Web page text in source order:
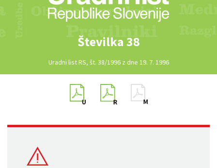
Številka 38
Uradni list RS, št. 38/1996 z dne 19. 7. 1996